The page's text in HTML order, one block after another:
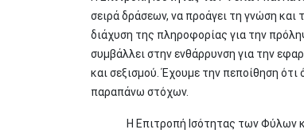
σειρά δράσεων, να προάγει τη γνώση
διάχυση της πληροφορίας για την
συμβάλλει στην ενθάρρυνση για την
και σεξισμού. Έχουμε την πεποίθηση
παραπάνω στόχων.
Η Επιτροπή Ισότητας των Φύλων